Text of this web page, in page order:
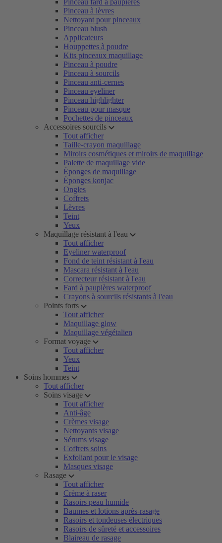
Pinceau fard à paupières
Pinceau à lèvres
Nettoyant pour pinceaux
Pinceau blush
Applicateurs
Houppettes à poudre
Kits pinceaux maquillage
Pinceau à poudre
Pinceau à sourcils
Pinceau anti-cernes
Pinceau eyeliner
Pinceau highlighter
Pinceau pour masque
Pochettes de pinceaux
Accessoires sourcils
Tout afficher
Taille-crayon maquillage
Miroirs cosmétiques et miroirs de maquillage
Palette de maquillage vide
Éponges de maquillage
Éponges konjac
Ongles
Coffrets
Lèvres
Teint
Yeux
Maquillage résistant à l'eau
Tout afficher
Eyeliner waterproof
Fond de teint résistant à l'eau
Mascara résistant à l'eau
Correcteur résistant à l'eau
Fard à paupières waterproof
Crayons à sourcils résistants à l'eau
Points forts
Tout afficher
Maquillage glow
Maquillage végétalien
Format voyage
Tout afficher
Yeux
Teint
Soins hommes
Tout afficher
Soins visage
Tout afficher
Anti-âge
Crèmes visage
Nettoyants visage
Sérums visage
Coffrets soins
Exfoliant pour le visage
Masques visage
Rasage
Tout afficher
Crème à raser
Rasoirs peau humide
Baumes et lotions après-rasage
Rasoirs et tondeuses électriques
Rasoirs de sûreté et accessoires
Blaireau de rasage